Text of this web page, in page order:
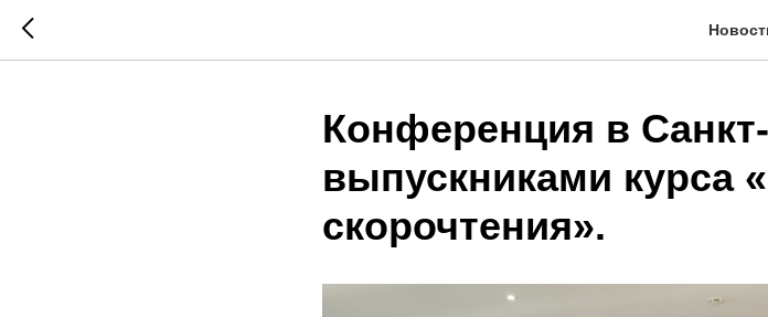
Конференция в
выпускниками курса
скорочтения».